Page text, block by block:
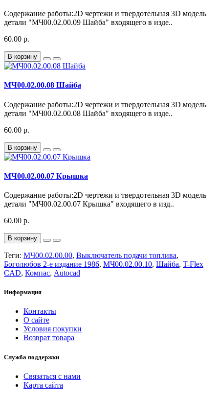
Содержание работы:2D чертежи и твердотельная 3D модель
детали "МЧ00.02.00.09 Шайба" входящего в изде..
60.00 р.
В корзину
МЧ00.02.00.08 Шайба
Содержание работы:2D чертежи и твердотельная 3D модель
детали "МЧ00.02.00.08 Шайба" входящего в изде..
60.00 р.
В корзину
МЧ00.02.00.07 Крышка
Содержание работы:2D чертежи и твердотельная 3D модель
детали "МЧ00.02.00.07 Крышка" входящего в изд..
60.00 р.
В корзину
Теги: МЧ00.02.00.00, Выключатель подачи топлива,
Боголюбов 2-е издание 1986, МЧ00.02.00.10, Шайба, T-Flex
CAD, Компас, Autocad
Информация
Контакты
О сайте
Условия покупки
Возврат товара
Служба поддержки
Связаться с нами
Карта сайта